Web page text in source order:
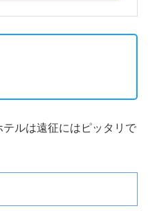
ルは遠征にはピッタリで